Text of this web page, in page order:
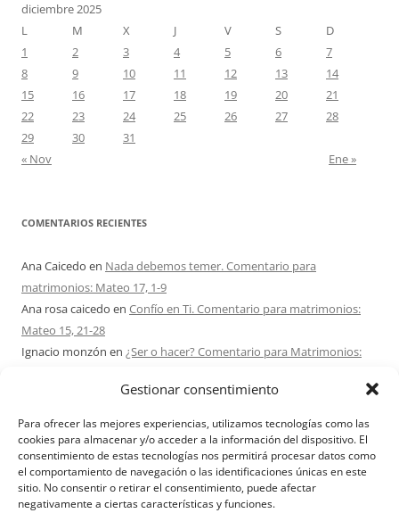
Gestionar consentimiento
Para ofrecer las mejores experiencias, utilizamos tecnologías como las
cookies para almacenar y/o acceder a la información del dispositivo. El
consentimiento de estas tecnologías nos permitirá procesar datos como
el comportamiento de navegación o las identificaciones únicas en este
sitio. No consentir o retirar el consentimiento, puede afectar
negativamente a ciertas características y funciones.
diciembre 2025
L
M X J V S
D
1
2 3 4 5 6
7
8
9 10 11 12 13
14
15
16 17 18 19 20
21
22
23 24 25 26 27
28
29
30
31
« Nov
Ene »
COMENTARIOS RECIENTES
Ana Caicedo en Nada debemos temer. Comentario para
matrimonios: Mateo 17, 1-9
Ana rosa caicedo en Confío en Ti. Comentario para matrimonios:
Mateo 15, 21-28
Ignacio monzón en ¿Ser o hacer? Comentario para Matrimonios:
Maria Asuncion Herrero Mendezen¿Ser o hacer? Comentario para
Matrimonios: Mateo 15, 1-2. 10-14
Sandra Karina SolomitaenRETIRO MATRIMONIOS BUENOS AIRES
7 – 9 AGOSTO 2026